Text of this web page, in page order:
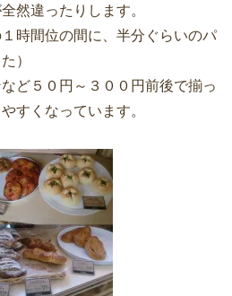
然違ったりします。
１時間位の間に、半分ぐらいのパ
）
ど５０円～３００円前後で揃っ
すくなっています。